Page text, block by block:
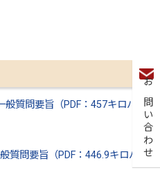
お問い合わせ
質問要旨（PDF：457キロバ
質問要旨（PDF：446.9キロバ